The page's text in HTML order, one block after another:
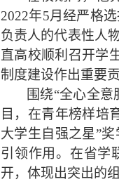
2022年5月经严格
负责人的代表性人
直高校顺利召开学
制度建设作出重要
围绕“全心全意
目，在青年榜样培
大学生自强之星”
引领作用。在省学
开，体现出突出的